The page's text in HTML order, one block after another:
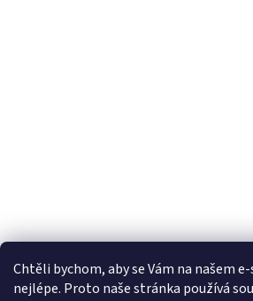
Chtěli bychom, aby se Vám na našem
nejlépe. Proto naše stránka používá